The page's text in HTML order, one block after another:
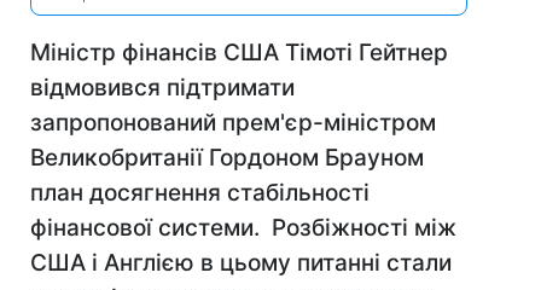
Міністр фінансів США Тімоті Гейтнер
відмовився підтримати
запропонований прем'єр-міністром
Великобританії Гордоном Брауном
план досягнення стабільності
фінансової системи. Розбіжності між
США і Англією в цьому питанні стали